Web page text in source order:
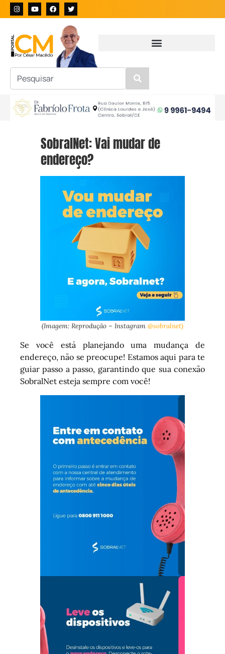
SobralNet: Vai mudar de
endereço?
(Imagem: Reprodução – Instagram @sobralnet)
Se você está planejando uma mudança de
endereço, não se preocupe! Estamos aqui para te
guiar passo a passo, garantindo que sua conexão
SobralNet esteja sempre com você!